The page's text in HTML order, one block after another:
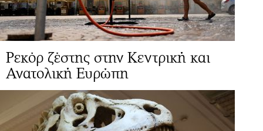
Ρεκόρ ζέστης στην Κεντρική και
Ανατολική Ευρώπη